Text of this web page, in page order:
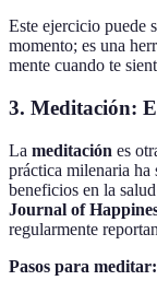
Este ejercicio puede
momento; es una
mente cuando te
3. Meditación:
La meditación es
práctica milenaria ha
beneficios en la
Journal of
regularmente
Pasos para meditar: